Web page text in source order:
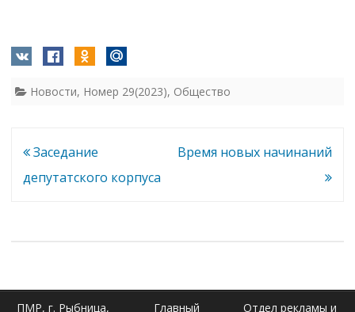
Новости, Номер 29(2023), Общество
Навигация
по
Заседание
депутатского корпуса
Время новых начинаний
ПМР, г. Рыбница, Главный Отдел рекламы и